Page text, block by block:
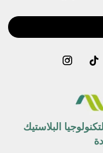
البلاستيك